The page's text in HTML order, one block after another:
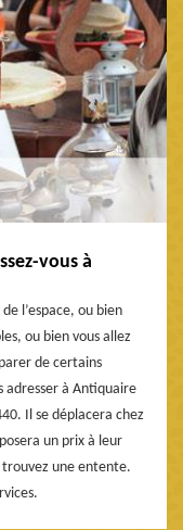
vous à
l’espace, ou bien
ou bien vous allez
de certains
adresser à Antiquaire
Il se déplacera chez
un prix à leur
trouvez une entente.